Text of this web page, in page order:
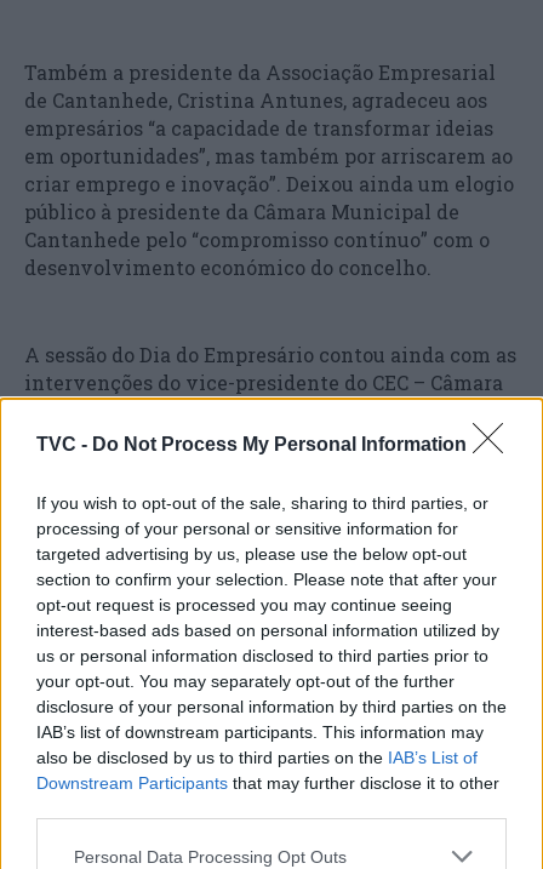
TVC - Do Not Process My Personal Information
If you wish to opt-out of the sale, sharing to third parties, or
processing of your personal or sensitive information for
targeted advertising by us, please use the below opt-out
section to confirm your selection. Please note that after your
opt-out request is processed you may continue seeing
interest-based ads based on personal information utilized by
us or personal information disclosed to third parties prior to
your opt-out. You may separately opt-out of the further
disclosure of your personal information by third parties on the
IAB’s list of downstream participants. This information may
also be disclosed by us to third parties on the IAB’s List of
Downstream Participants that may further disclose it to other
Personal Data Processing Opt Outs
Também a presidente da Associação Empresarial
de Cantanhede, Cristina Antunes, agradeceu aos
empresários “a capacidade de transformar ideias
em oportunidades”, mas também por arriscarem ao
criar emprego e inovação”. Deixou ainda um elogio
público à presidente da Câmara Municipal de
Cantanhede pelo “compromisso contínuo” com o
desenvolvimento económico do concelho.
A sessão do Dia do Empresário contou ainda com as
intervenções do vice-presidente do CEC – Câmara
e Ana Margarida Silva, presidente do conselho de
uma palestra subordinada ao tema “Mentalidade de
crescimento: A base invisível do sucesso
empresarial”, pela psicóloga Marta Ramos.
Dois novos polos e mais
Aveiro: Detido por roubo a